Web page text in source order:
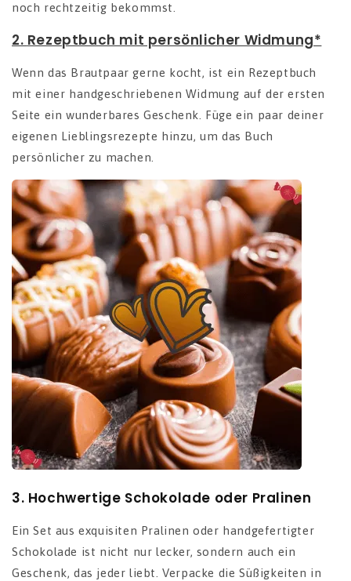
noch rechtzeitig bekommst.
2. Rezeptbuch mit persönlicher Widmung*
Wenn das Brautpaar gerne kocht, ist ein Rezeptbuch
mit einer handgeschriebenen Widmung auf der ersten
Seite ein wunderbares Geschenk. Füge ein paar deiner
eigenen Lieblingsrezepte hinzu, um das Buch
persönlicher zu machen.
3. Hochwertige Schokolade oder Pralinen
Ein Set aus exquisiten Pralinen oder handgefertigter
Schokolade ist nicht nur lecker, sondern auch ein
Geschenk, das jeder liebt. Verpacke die Süßigkeiten in